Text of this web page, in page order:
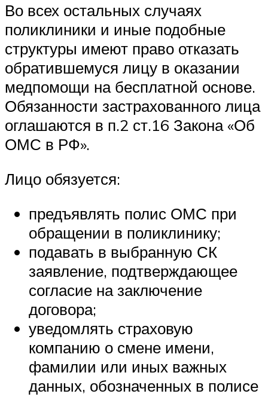
Во всех остальных случаях
поликлиники и иные подобные
структуры имеют право отказать
обратившемуся лицу в оказании
медпомощи на бесплатной основе.
Обязанности застрахованного лица
оглашаются в п.2 ст.16 Закона «Об
ОМС в РФ».
Лицо обязуется:
предъявлять полис ОМС при
обращении в поликлинику;
подавать в выбранную СК
заявление, подтверждающее
согласие на заключение
договора;
уведомлять страховую
компанию о смене имени,
фамилии или иных важных
данных, обозначенных в полисе